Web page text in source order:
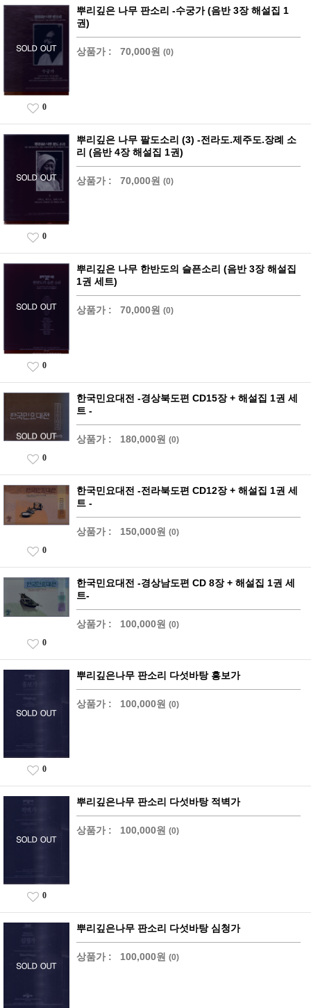
뿌리깊은 나무 판소리 -수궁가 (음반 3장 해설집 1
권)
상품가 : 70,000원 (0)
0
뿌리깊은 나무 팔도소리 (3) -전라도.제주도.장례 소
리 (음반 4장 해설집 1권)
상품가 : 70,000원 (0)
0
뿌리깊은 나무 한반도의 슬픈소리 (음반 3장 해설집
1권 세트)
상품가 : 70,000원 (0)
0
한국민요대전 -경상북도편 CD15장 + 해설집 1권 세
트 -
상품가 : 180,000원 (0)
0
한국민요대전 -전라북도편 CD12장 + 해설집 1권 세
트 -
상품가 : 150,000원 (0)
0
한국민요대전 -경상남도편 CD 8장 + 해설집 1권 세
트-
상품가 : 100,000원 (0)
0
뿌리깊은나무 판소리 다섯바탕 흥보가
상품가 : 100,000원 (0)
0
뿌리깊은나무 판소리 다섯바탕 적벽가
상품가 : 100,000원 (0)
0
뿌리깊은나무 판소리 다섯바탕 심청가
상품가 : 100,000원 (0)